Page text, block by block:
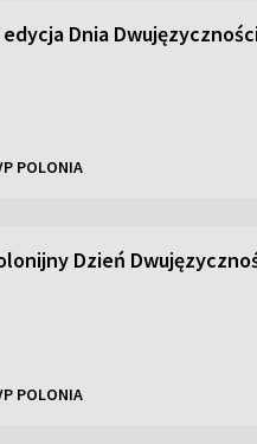
edycja Dnia
POLONIA
Dzień
POLONIA